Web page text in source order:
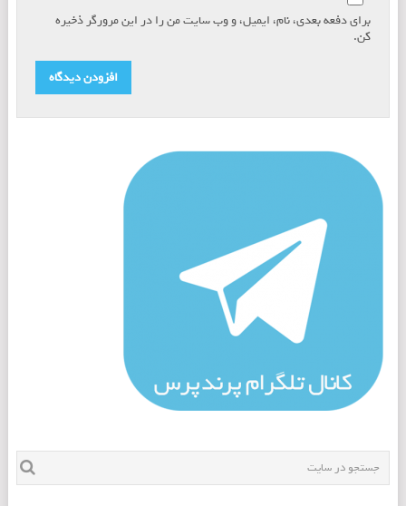
برای دفعه بعدی، نام، ایمیل، و وب سایت من را در این مرورگر ذخیره
کن.